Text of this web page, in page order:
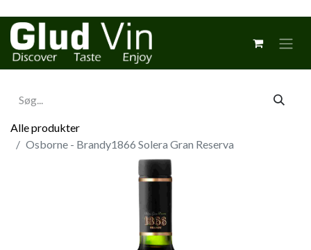
Alle produkter
Osborne - Brandy1866 Solera Gran Reserva